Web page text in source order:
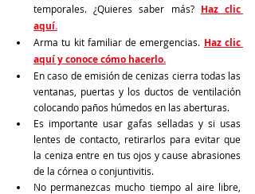
temporales. ¿Quieres saber más? Haz clic
aquí.
Arma tu kit familiar de emergencias. Haz clic
aquí y conoce cómo hacerlo.
En caso de emisión de cenizas cierra todas las
ventanas, puertas y los ductos de ventilación
colocando paños húmedos en las aberturas.
Es importante usar gafas selladas y si usas
lentes de contacto, retirarlos para evitar que
la ceniza entre en tus ojos y cause abrasiones
de la córnea o conjuntivitis.
No permanezcas mucho tiempo al aire libre,